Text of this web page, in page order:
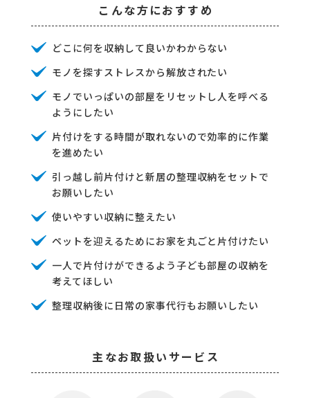
こんな方におすすめ
どこに何を収納して良いかわからない
モノを探すストレスから解放されたい
モノでいっぱいの部屋をリセットし人を呼べる
ようにしたい
片付けをする時間が取れないので効率的に作業
を進めたい
引っ越し前片付けと新居の整理収納をセットで
お願いしたい
使いやすい収納に整えたい
ペットを迎えるためにお家を丸ごと片付けたい
一人で片付けができるよう子ども部屋の収納を
考えてほしい
整理収納後に日常の家事代行もお願いしたい
主なお取扱いサービス